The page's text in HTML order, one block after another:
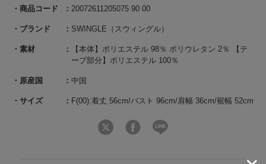
商品コード 20072611205075 90 00
ブランド SWINGLE（スウィングル）
素材
【本体】ポリエステル 98％ ポリウレタン 2％ 【テ
ープ部分】ポリエステル 100％
原産国 中国
サイズ F(00):着丈 56cm/バスト 96cm/肩幅 36cm/裾幅 52cm